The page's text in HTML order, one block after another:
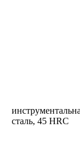
сталь, 45 HRC